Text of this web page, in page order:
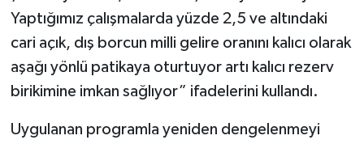
Yaptığımız çalışmalarda yüzde 2,5 ve altındaki
cari açık, dış borcun milli gelire oranını kalıcı olarak
aşağı yönlü patikaya oturtuyor artı kalıcı rezerv
birikimine imkan sağlıyor” ifadelerini kullandı.
Uygulanan programla yeniden dengelenmeyi